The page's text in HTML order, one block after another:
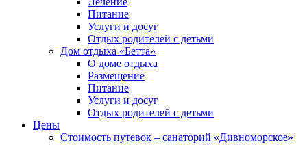
Питание
Услуги и досуг
Отдых родителей с детьми
Дом отдыха «Бетта»
О доме отдыха
Размещение
Питание
Услуги и досуг
Отдых родителей с детьми
Цены
Стоимость путевок – санаторий «Дивноморское»